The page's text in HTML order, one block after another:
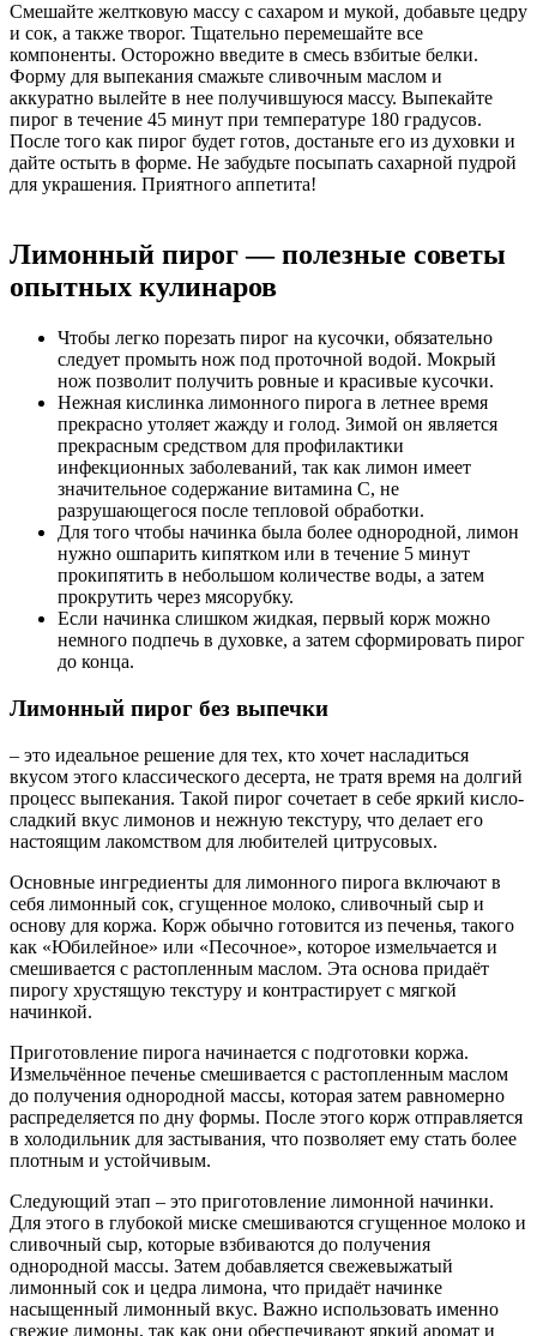
Смешайте желтковую массу с сахаром и мукой, добавьте цедру
и сок, а также творог. Тщательно перемешайте все
компоненты. Осторожно введите в смесь взбитые белки.
Форму для выпекания смажьте сливочным маслом и
аккуратно вылейте в нее получившуюся массу. Выпекайте
пирог в течение 45 минут при температуре 180 градусов.
После того как пирог будет готов, достаньте его из духовки и
дайте остыть в форме. Не забудьте посыпать сахарной пудрой
для украшения. Приятного аппетита!
Лимонный пирог — полезные советы
опытных кулинаров
Чтобы легко порезать пирог на кусочки, обязательно
следует промыть нож под проточной водой. Мокрый
нож позволит получить ровные и красивые кусочки.
Нежная кислинка лимонного пирога в летнее время
прекрасно утоляет жажду и голод. Зимой он является
прекрасным средством для профилактики
инфекционных заболеваний, так как лимон имеет
значительное содержание витамина С, не
разрушающегося после тепловой обработки.
Для того чтобы начинка была более однородной, лимон
нужно ошпарить кипятком или в течение 5 минут
прокипятить в небольшом количестве воды, а затем
прокрутить через мясорубку.
Если начинка слишком жидкая, первый корж можно
немного подпечь в духовке, а затем сформировать пирог
до конца.
Лимонный пирог без выпечки
– это идеальное решение для тех, кто хочет насладиться
вкусом этого классического десерта, не тратя время на долгий
процесс выпекания. Такой пирог сочетает в себе яркий кисло-
сладкий вкус лимонов и нежную текстуру, что делает его
настоящим лакомством для любителей цитрусовых.
Основные ингредиенты для лимонного пирога включают в
себя лимонный сок, сгущенное молоко, сливочный сыр и
основу для коржа. Корж обычно готовится из печенья, такого
как «Юбилейное» или «Песочное», которое измельчается и
смешивается с растопленным маслом. Эта основа придаёт
пирогу хрустящую текстуру и контрастирует с мягкой
начинкой.
Приготовление пирога начинается с подготовки коржа.
Измельчённое печенье смешивается с растопленным маслом
до получения однородной массы, которая затем равномерно
распределяется по дну формы. После этого корж отправляется
в холодильник для застывания, что позволяет ему стать более
плотным и устойчивым.
Следующий этап – это приготовление лимонной начинки.
Для этого в глубокой миске смешиваются сгущенное молоко и
сливочный сыр, которые взбиваются до получения
однородной массы. Затем добавляется свежевыжатый
лимонный сок и цедра лимона, что придаёт начинке
насыщенный лимонный вкус. Важно использовать именно
свежие лимоны, так как они обеспечивают яркий аромат и